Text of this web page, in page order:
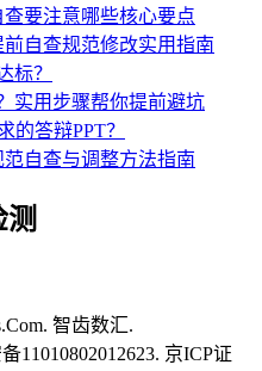
要注意哪些核心要点
自查规范修改实用指南
标？
实用步骤帮你提前避坑
的答辩PPT？
自查与调整方法指南
智齿数汇.
11010802012623. 京ICP证